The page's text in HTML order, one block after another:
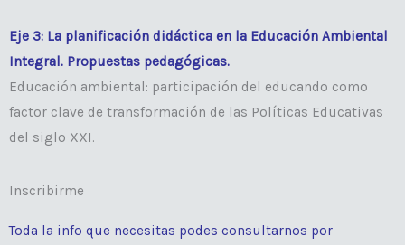
Eje 3: La planificación didáctica en la Educación Ambiental
Integral. Propuestas pedagógicas.
Educación ambiental: participación del educando como
factor clave de transformación de las Políticas Educativas
del siglo XXI.
Inscribirme
Toda la info que necesitas podes consultarnos por